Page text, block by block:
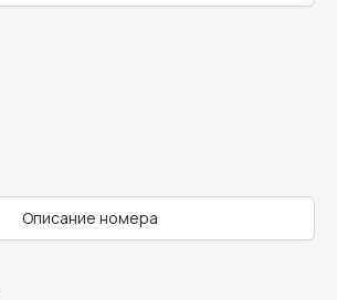
Описание номера